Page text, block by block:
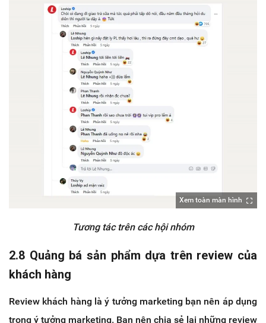
Xem toàn màn hình
Tương tác trên các hội nhóm
2.8 Quảng bá sản phẩm dựa trên review của
khách hàng
Review khách hàng là ý tưởng marketing bạn nên áp dụng
trong ý tưởng marketing. Bạn nên chia sẻ lại những review